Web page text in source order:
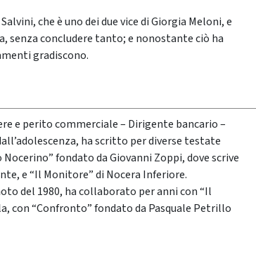
che è uno dei due vice di Giorgia Meloni, e
senza concludere tanto; e nonostante ciò ha
gradiscono.
e perito commerciale – Dirigente bancario –
ha scritto per diverse testate
fondato da Giovanni Zoppi, dove scrive
e “Il Monitore” di Nocera Inferiore.
del 1980, ha collaborato per anni con “Il
con “Confronto” fondato da Pasquale Petrillo